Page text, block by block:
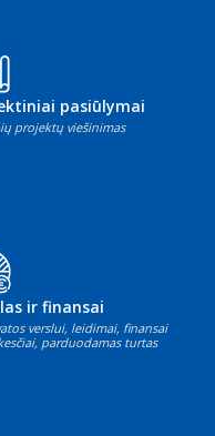
pasiūlymai
projektų viešinimas
ir finansai
verslui, leidimai, finansai
parduodamas turtas